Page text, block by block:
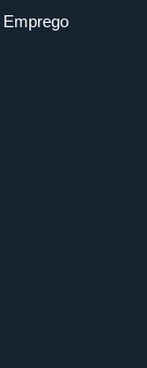
Emprego